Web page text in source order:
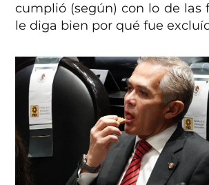
cumplió (según) con lo de las
le diga bien por qué fue